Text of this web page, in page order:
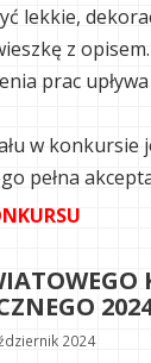
lekkie,
z opisem.
prac
w konkursie
pełna
2024